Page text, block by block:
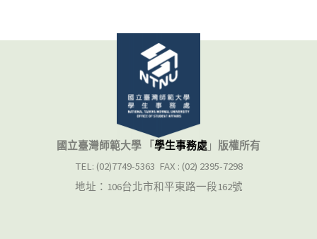
國立臺灣師範大學 「學生事務處 」 版權所有
TEL: (02)7749-5363 FAX : (02) 2395-7298
地址：106台北市和平東路一段162號